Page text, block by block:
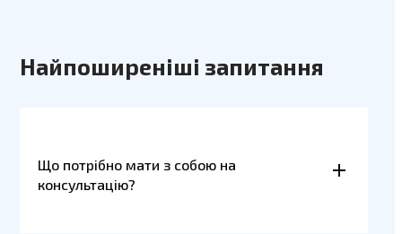
Найпоширеніші запитання
Що потрібно мати з собою на
консультацію?